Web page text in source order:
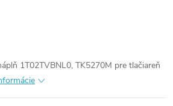
1T02TVBNL0, TK5270M pre tlačiareň